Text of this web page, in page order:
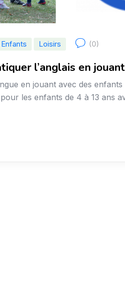
Enfants Loisirs (0)
l’anglais en
en jouant avec des enfants
les enfants de 4 à 13 ans